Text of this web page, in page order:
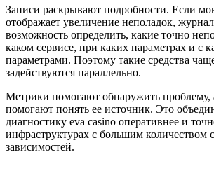
Записи раскрывают подробности. Если
отображает увеличение неполадок,
возможность определить, какие точно
каком сервисе, при каких параметрах и с
параметрами. Поэтому такие средства
задействуются параллельно.
Метрики помогают обнаружить
помогают понять ее источник. Это
диагностику eva casino оперативнее и
инфраструктурах с большим количеством
зависимостей.